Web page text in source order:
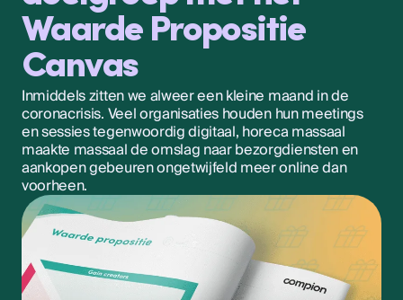
Waarde Propositie
Canvas
Inmiddels zitten we alweer een kleine maand in de
coronacrisis. Veel organisaties houden hun meetings
en sessies tegenwoordig digitaal, horeca massaal
maakte massaal de omslag naar bezorgdiensten en
aankopen gebeuren ongetwijfeld meer online dan
voorheen.